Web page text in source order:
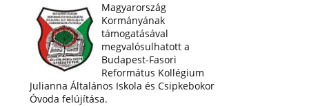
Magyarország
Kormányának
támogatásával
megvalósulhatott a
Budapest-Fasori
Református Kollégium
Julianna Általános Iskola és Csipkebokor
Óvoda felújítása.